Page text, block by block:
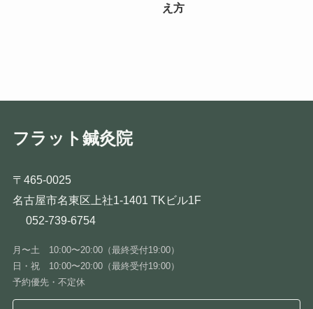
え方
フラット鍼灸院
〒465-0025
名古屋市名東区上社1-1401 TKビル1F
052-739-6754
月〜土 10:00〜20:00（最終受付19:00）
日・祝 10:00〜20:00（最終受付19:00）
予約優先・不定休